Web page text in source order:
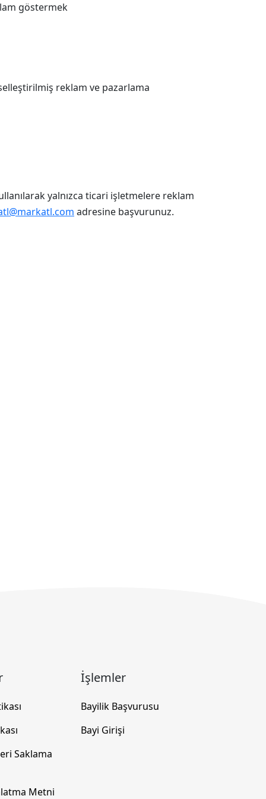
göstermek
reklam ve pazarlama
yalnızca ticari işletmelere reklam
adresine başvurunuz.
Saklama
Metni
İşlemler
Bayilik Başvurusu
Bayi Girişi